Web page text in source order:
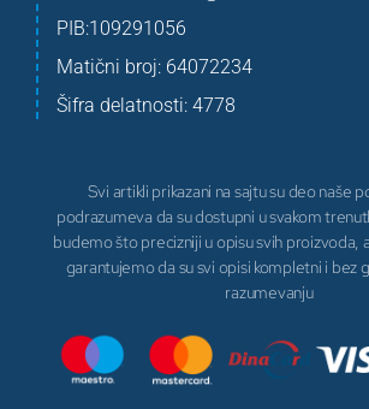
PIB:109291056
Matični broj: 64072234
Šifra delatnosti: 4778
Svi artikli prikazani na sajtu su deo naše
podrazumeva da su dostupni u svakom
budemo što precizniji u opisu svih proizvoda,
garantujemo da su svi opisi kompletni i bez
razumevanju